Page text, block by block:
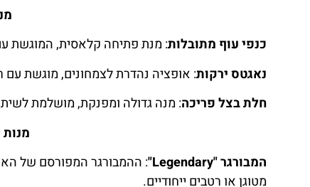
כנפי עוף מתובלות: מנת פתיחה קלאסית, המוגשת
נאגטס ירקות: אופציה נהדרת לצמחונים, מוגשת עם
חלת בצל פריכה: מנה גדולה ומפנקת, מושלמת
המבורגר "Legendary"
: ההמבורגר המפורסם של
מטוגן או רטבים ייחודיים.